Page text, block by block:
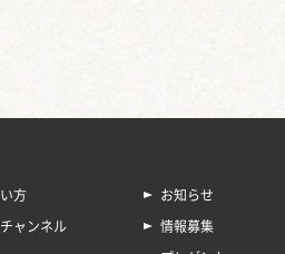
方
ャンネル
お知らせ
情報募集